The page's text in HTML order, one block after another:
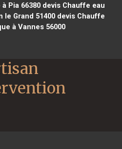
Pia 66380devis Chauffe eau
Grand 51400 devis Chauffe
à Vannes 56000